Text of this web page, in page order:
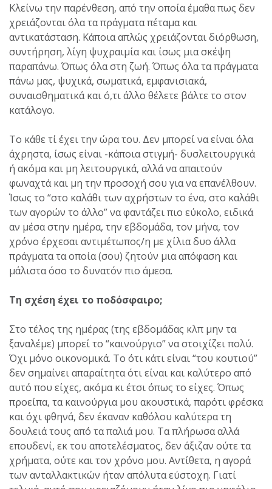
Κλείνω την παρένθεση, από την οποία έμαθα πως δεν
χρειάζονται όλα τα πράγματα πέταμα και
αντικατάσταση. Κάποια απλώς χρειάζονται διόρθωση,
συντήρηση, λίγη ψυχραιμία και ίσως μια σκέψη
παραπάνω. Όπως όλα στη ζωή. Όπως όλα τα πράγματα
πάνω μας, ψυχικά, σωματικά, εμφανισιακά,
συναισθηματικά και ό,τι άλλο θέλετε βάλτε το στον
κατάλογο.
Το κάθε τί έχει την ώρα του. Δεν μπορεί να είναι όλα
άχρηστα, ίσως είναι -κάποια στιγμή- δυσλειτουργικά
ή ακόμα και μη λειτουργικά, αλλά να απαιτούν
φωναχτά και μη την προσοχή σου για να επανέλθουν.
Ίσως το “στο καλάθι των αχρήστων το ένα, στο καλάθι
των αγορών το άλλο” να φαντάζει πιο εύκολο, ειδικά
αν μέσα στην ημέρα, την εβδομάδα, τον μήνα, τον
χρόνο έρχεσαι αντιμέτωπος/η με χίλια δυο άλλα
πράγματα τα οποία (σου) ζητούν μια απόφαση και
μάλιστα όσο το δυνατόν πιο άμεσα.
Τη σχέση έχει το ποδόσφαιρο;
Στο τέλος της ημέρας (της εβδομάδας κλπ μην τα
ξαναλέμε) μπορεί το “καινούργιο” να στοιχίζει πολύ.
Όχι μόνο οικονομικά. Το ότι κάτι είναι “του κουτιού”
δεν σημαίνει απαραίτητα ότι είναι και καλύτερο από
αυτό που είχες, ακόμα κι έτσι όπως το είχες. Όπως
προείπα, τα καινούργια μου ακουστικά, παρότι φρέσκα
και όχι φθηνά, δεν έκαναν καθόλου καλύτερα τη
δουλειά τους από τα παλιά μου. Τα πλήρωσα αλλά
επουδενί, εκ του αποτελέσματος, δεν άξιζαν ούτε τα
χρήματα, ούτε και τον χρόνο μου. Αντίθετα, η αγορά
των ανταλλακτικών ήταν απόλυτα εύστοχη. Γιατί